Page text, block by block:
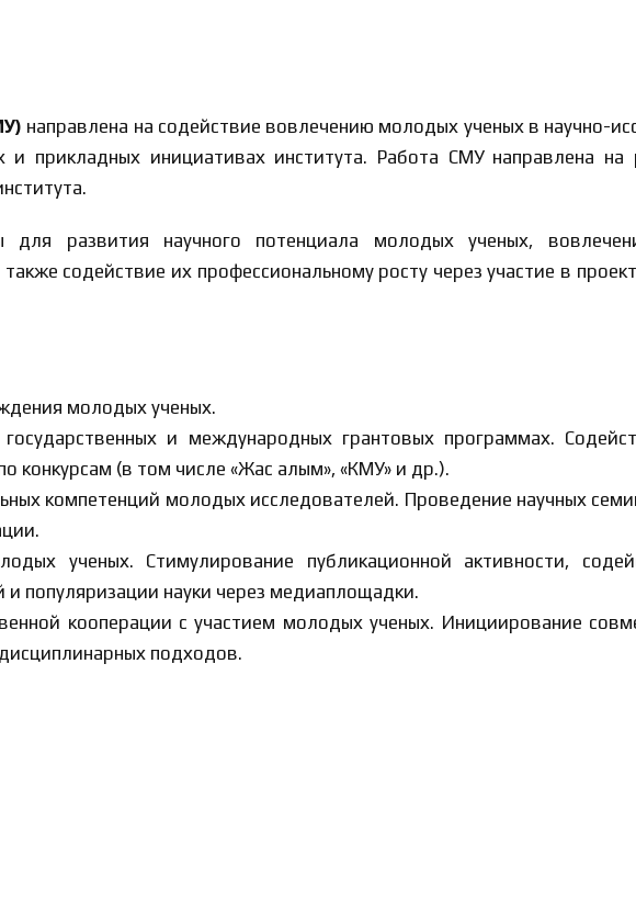
направлена на содействие вовлечению молодых ученых в научно-
прикладных инициативах института. Работа СМУ направлена на
для развития научного потенциала молодых ученых,
содействие их профессиональному росту через участие в
молодых ученых.
и международных грантовых программах.
(в том числе «Жас ғалым», «КМУ» и др.).
компетенций молодых исследователей. Проведение научных
ученых. Стимулирование публикационной активности,
популяризации науки через медиаплощадки.
кооперации с участием молодых ученых. Инициирование
подходов.